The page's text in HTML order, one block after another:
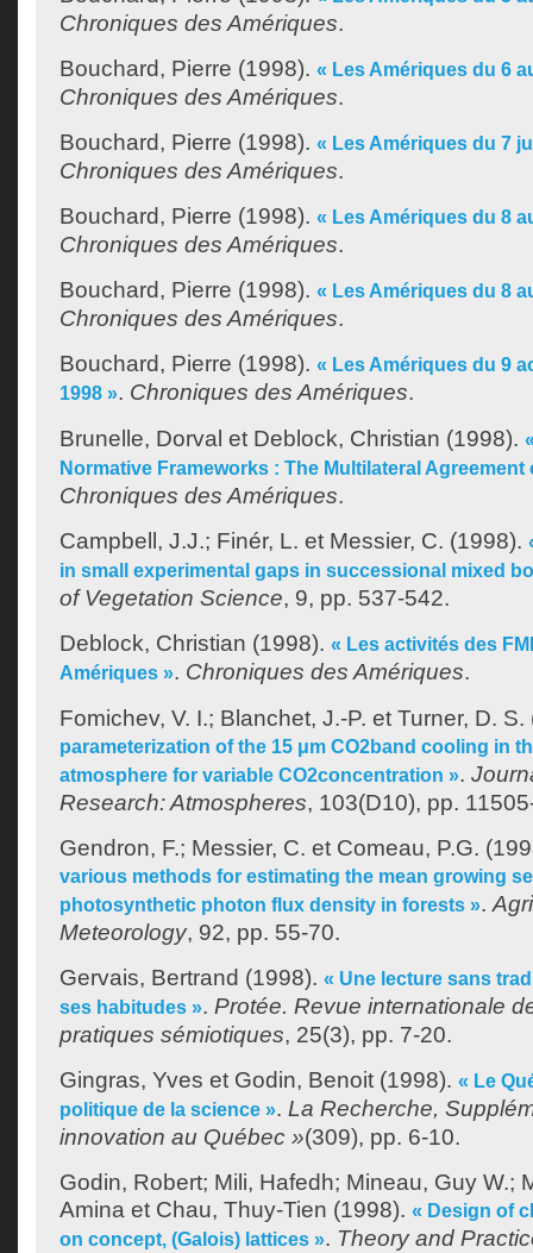
Chroniques des Amériques.
Bouchard, Pierre (1998). « Les Amériques du 6
Chroniques des Amériques.
Bouchard, Pierre (1998). « Les Amériques du 7
Chroniques des Amériques.
Bouchard, Pierre (1998). « Les Amériques du 8
Chroniques des Amériques.
Bouchard, Pierre (1998). « Les Amériques du 8
Chroniques des Amériques.
Bouchard, Pierre (1998). « Les Amériques du 9
1998 ». Chroniques des Amériques.
Brunelle, Dorval et Deblock, Christian (1998).
Normative Frameworks : The Multilateral Agreement
Chroniques des Amériques.
Campbell, J.J.; Finér, L. et Messier, C. (1998).
in small experimental gaps in successional mixed
of Vegetation Science, 9, pp. 537-542.
Deblock, Christian (1998). « Les activités des
Amériques ». Chroniques des Amériques.
Fomichev, V. I.; Blanchet, J.-P. et Turner, D. S.
parameterization of the 15 μm CO2band cooling in
atmosphere for variable CO2concentration ».
Research: Atmospheres, 103(D10), pp.
Gendron, F.; Messier, C. et Comeau, P.G.
various methods for estimating the mean growing
photosynthetic photon flux density in forests ».
Meteorology, 92, pp. 55-70.
Gervais, Bertrand (1998). « Une lecture sans
ses habitudes ». Protée. Revue internationale
pratiques sémiotiques, 25(3), pp. 7-20.
Gingras, Yves et Godin, Benoit (1998). « Le
politique de la science ». La Recherche,
innovation au Québec »(309), pp. 6-10.
Godin, Robert; Mili, Hafedh; Mineau, Guy W.;
Amina et Chau, Thuy-Tien (1998). « Design of
on concept, (Galois) lattices ». Theory and